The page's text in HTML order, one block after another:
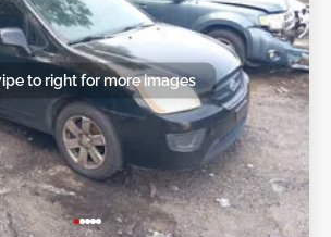
to right for more images